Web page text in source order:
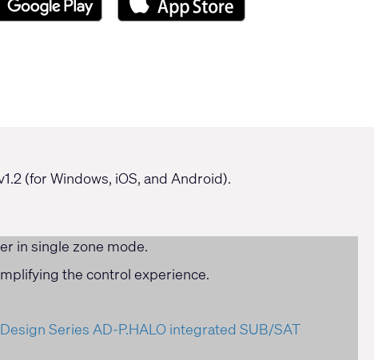
(for Windows, iOS, and Android).
in single zone mode.
the control experience.
Series AD-P.HALO integrated SUB/SAT